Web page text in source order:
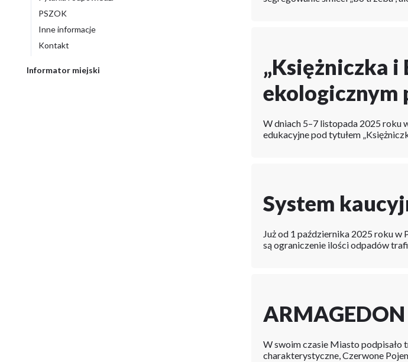
PSZOK
Inne informacje
Kontakt
Informator miejski
„Księżniczka i
ekologicznym
W dniach 5–7 listopada 2025 roku
edukacyjne pod tytułem
System
Już od 1 października 2025 roku w
są ograniczenie ilości odpadów
W swoim czasie Miasto podpisało
charakterystyczne, Czerwone